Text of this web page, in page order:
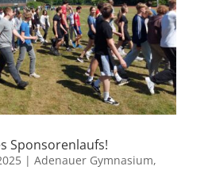
Sponsorenlaufs!
| Adenauer Gymnasium,